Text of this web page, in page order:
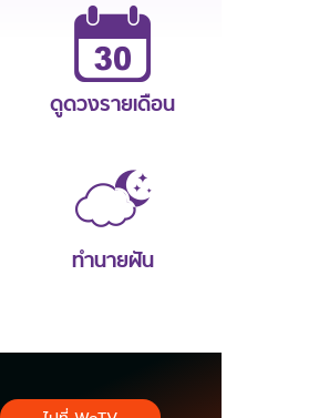
ดูดวงรายเดือน
ทำนายฝัน